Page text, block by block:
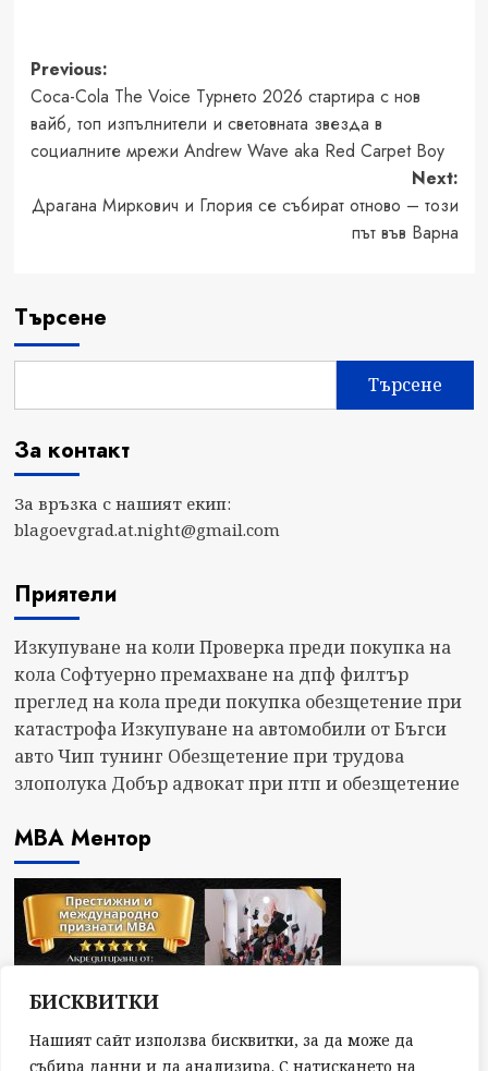
БИСКВИТКИ
Нашият сайт използва бисквитки, за да може да
събира данни и да анализира. С натискането на
Post
navigation
Previous:
Coca-Cola The Voice Турнето 2026 стартира с нов
вайб, топ изпълнители и световната звезда в
социалните мрежи Andrew Wave aka Red Carpet Boy
Next:
Драгана Миркович и Глория се събират отново – този
път във Варна
Търсене
Търсене
За контакт
За връзка с нашият екип:
blagoevgrad.at.night@gmail.com
Приятели
Изкупуване на коли Проверка преди покупка на
кола Софтуерно премахване на дпф филтър
преглед на кола преди покупка обезщетение при
катастрофа Изкупуване на автомобили от Бъгси
авто Чип тунинг Обезщетение при трудова
злополука Добър адвокат при птп и обезщетение
МВА Ментор